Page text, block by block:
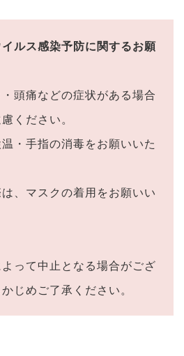
ルス感染予防に関するお願
・頭痛などの症状がある場合
ください。
温・手指の消毒をお願いいた
は、マスクの着用をお願いい
って中止となる場合がござ
じめご了承ください。